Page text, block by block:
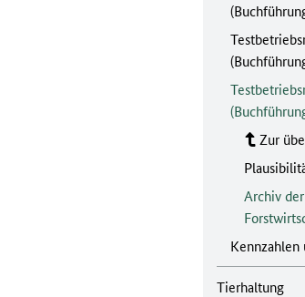
Zur
Archiv
Tierhaltung